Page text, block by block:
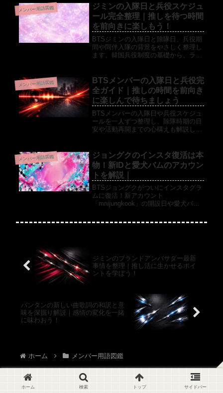
た。
メンバー用語図鑑
ジミンの入隊日と兵役スケジュ
ール完全整理｜推しを待つ時間
を前向きに楽しもう！
BTSジミンの入隊日と除隊日、兵役期
間や同伴入隊の背景をやさしく整理し
ます。韓国兵役制度の基礎から、ラグ
のQ＆Aまでまとめました。
メンバー用語図鑑
BTSメンバーの入隊日と兵役完
全ガイド｜推しの時間を前向き
に楽しんで待ちましょう
BTSメンバーの入隊日や兵役スケジュ
ールを一人ずつ整理し、除隊時期の目
安や活動再開までの心構えも解説しま
も分かるようにまとめました。推しを
見守る時間を落ち着いて楽しみたいフ
ァン向けの解説記事です。
メンバー用語図鑑
ジョングクのインスタ復活は本
物！新IDと愛犬バムのアカウン
トを解説｜
BTSジョングクがついにインスタグラ
ムに復活！新アカウント
「mnijungkook」の開設日や愛犬バム
ジミンのブランドアンバサダー最新
事情を整理｜推し活に生かせるポイ
ントを学ぼう！
バンタンの新しい曲歌詞の和訳と意
味を深掘り解説｜感情の変化を一緒
に味わおう！
ホーム メンバー用語図鑑
ホーム 検索 トップ サイドバー